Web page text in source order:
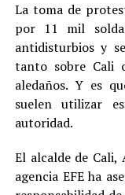
La toma de
por 11 mil
antidisturbios y
tanto sobre Cali
aledaños. Y es
suelen utilizar
autoridad.
El alcalde de Cali,
agencia EFE ha